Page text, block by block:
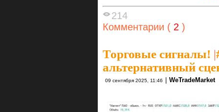
214
Комментарии ( 2 )
Торговые сигналы! |
альтернативный
09 сентября 2025, 11:46 WeTradeMarket